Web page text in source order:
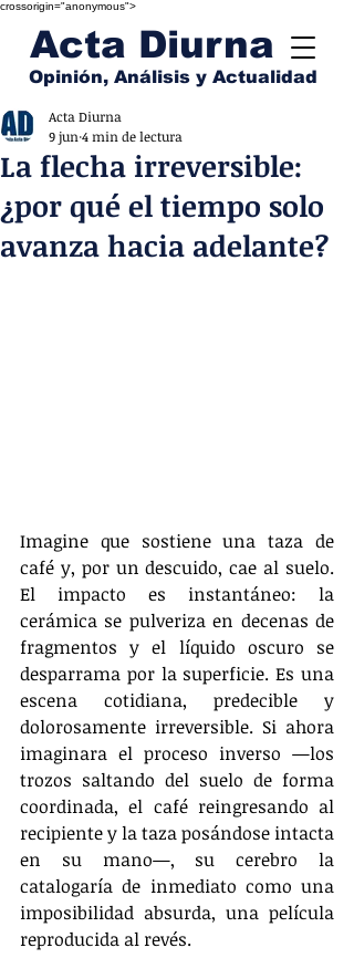
crossorigin="anonymous">
Acta Diurna
Opinión, Análisis y Actualidad
La flecha irreversible:
¿por qué el tiempo solo
avanza hacia adelante?
Acta Diurna
9 jun 4 min de lectura
Imagine que sostiene una taza de
café y, por un descuido, cae al suelo.
El impacto es instantáneo: la
cerámica se pulveriza en decenas de
fragmentos y el líquido oscuro se
desparrama por la superficie. Es una
escena cotidiana, predecible y
dolorosamente irreversible. Si ahora
imaginara el proceso inverso —los
trozos saltando del suelo de forma
coordinada, el café reingresando al
recipiente y la taza posándose intacta
en su mano—, su cerebro la
catalogaría de inmediato como una
imposibilidad absurda, una película
reproducida al revés.